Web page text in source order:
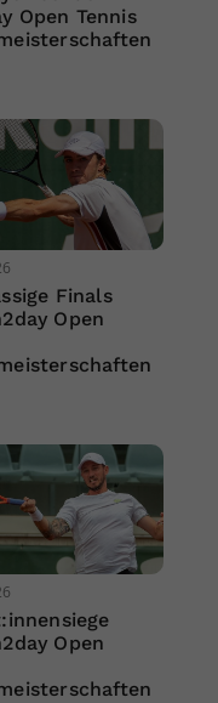
Open Tennis
Finals
Open
Open